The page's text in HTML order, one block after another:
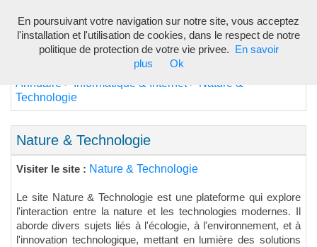
Annuaire > Informatique & Internet> Nature &
Technologie
Nature & Technologie
Visiter le site : Nature & Technologie
Le site Nature & Technologie est une plateforme qui explore
l'interaction entre la nature et les technologies modernes. Il
aborde divers sujets liés à l'écologie, à l'environnement, et à
l'innovation technologique, mettant en lumière des solutions
En poursuivant votre navigation sur notre site, vous acceptez
l'installation et l'utilisation de cookies, dans le respect de notre
politique de protection de votre vie privee.
En savoir
plus
Ok